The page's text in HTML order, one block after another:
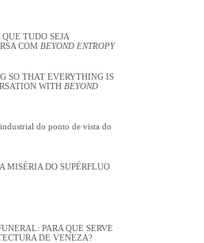
TUDO SEJA
COM BEYOND ENTROPY
SO THAT EVERYTHING IS
WITH BEYOND
do ponto de vista do
MISÉRIA DO SUPÉRFLUO
PARA QUE SERVE
DE VENEZA?